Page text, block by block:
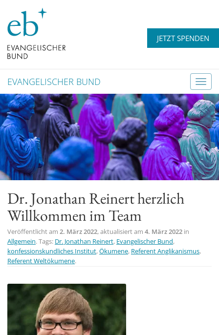
JETZT SPENDEN
T
o
g
g
l
e
n
a
v
o
EVANGELISCHER BUND
Dr. Jonathan Reinert herzlich
Willkommen im Team
Veröffentlicht am 2. März 2022, aktualisiert am 4. März 2022 in
Allgemein. Tags: Dr. Jonathan Reinert, Evangelischer Bund,
konfessionskundliches Institut,Ökumene, Referent Anglikanismus,
Referent Weltökumene.